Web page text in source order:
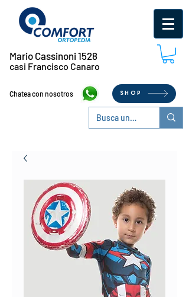
Mario Cassinoni 1528
casi Francisco Canaro
Chatea con nosotros SHOP